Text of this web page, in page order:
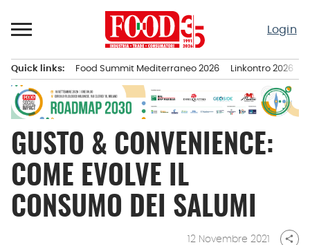
al
Login
principale
Quick links: Food Summit Mediterraneo 2026 Linkontro 2026
GUSTO & CONVENIENCE:
COME EVOLVE IL
CONSUMO DEI SALUMI
12 Novembre 2021 share